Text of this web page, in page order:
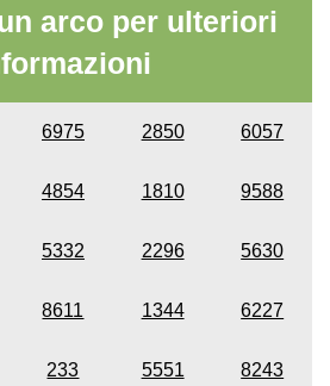
arco per ulteriori
6975 2850 6057
4854 1810 9588
5332 2296 5630
8611 1344 6227
233 5551 8243